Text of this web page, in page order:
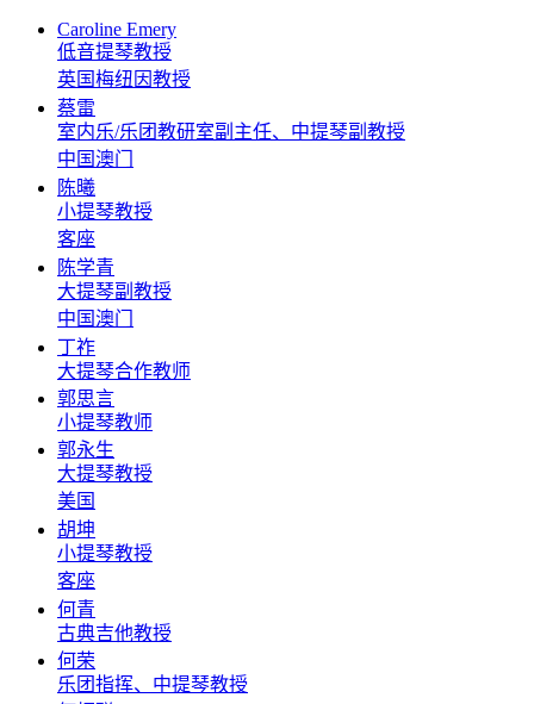
Caroline Emery
低音提琴教授
英国梅纽因教授
蔡雷
室内乐/乐团教研室副主任、中提琴副教授
中国澳门
陈曦
小提琴教授
客座
陈学青
大提琴副教授
中国澳门
丁祚
大提琴合作教师
郭思言
小提琴教师
郭永生
大提琴教授
美国
胡坤
小提琴教授
客座
何青
古典吉他教授
何荣
乐团指挥、中提琴教授